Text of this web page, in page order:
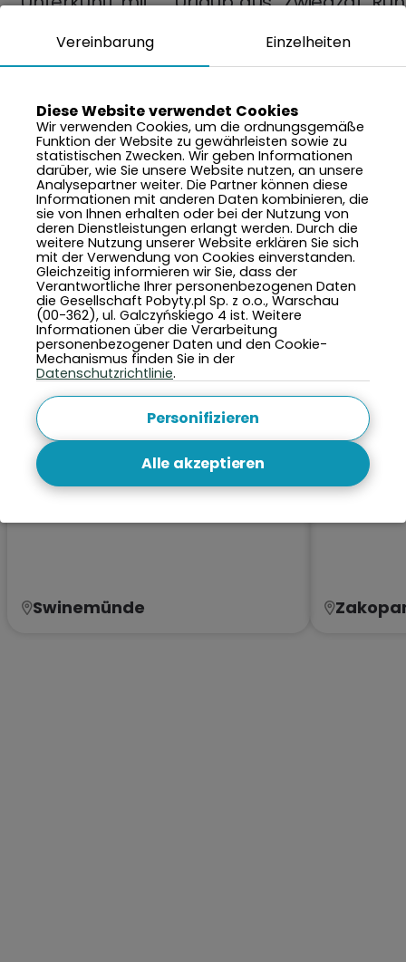
und Spa
neu erleben
in
TOP 5 Städte in diesem Monat
Swinemünde
Vereinbarung Einzelheiten
Diese Website verwendet Cookies
Wir verwenden Cookies, um die ordnungsgemäße
Funktion der Website zu gewährleisten sowie zu
statistischen Zwecken. Wir geben Informationen
darüber, wie Sie unsere Website nutzen, an unsere
Analysepartner weiter. Die Partner können diese
Informationen mit anderen Daten kombinieren, die
sie von Ihnen erhalten oder bei der Nutzung von
deren Dienstleistungen erlangt werden. Durch die
weitere Nutzung unserer Website erklären Sie sich
mit der Verwendung von Cookies einverstanden.
Gleichzeitig informieren wir Sie, dass der
Verantwortliche Ihrer personenbezogenen Daten
die Gesellschaft Pobyty.pl Sp. z o.o., Warschau
(00-362), ul. Galczyńskiego 4 ist. Weitere
Informationen über die Verarbeitung
personenbezogener Daten und den Cookie-
Mechanismus finden Sie in der
Datenschutzrichtlinie.
Personifizieren
Alle akzeptieren